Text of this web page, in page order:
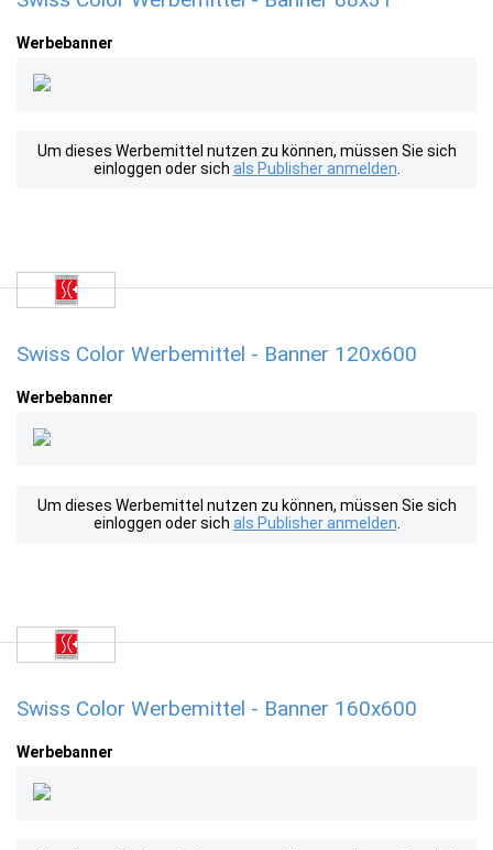
Werbebanner
Um dieses Werbemittel nutzen zu können, müssen Sie sich
einloggen oder sich als Publisher anmelden
Swiss Color Werbemittel - Banner 120x600
Werbebanner
Um dieses Werbemittel nutzen zu können, müssen Sie sich
einloggen oder sich als Publisher anmelden
Swiss Color Werbemittel - Banner 160x600
Werbebanner